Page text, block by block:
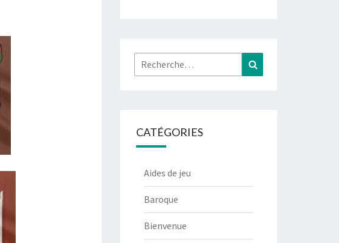
Rechercher :
CATÉGORIES
Aides de jeu
Baroque
Bienvenue